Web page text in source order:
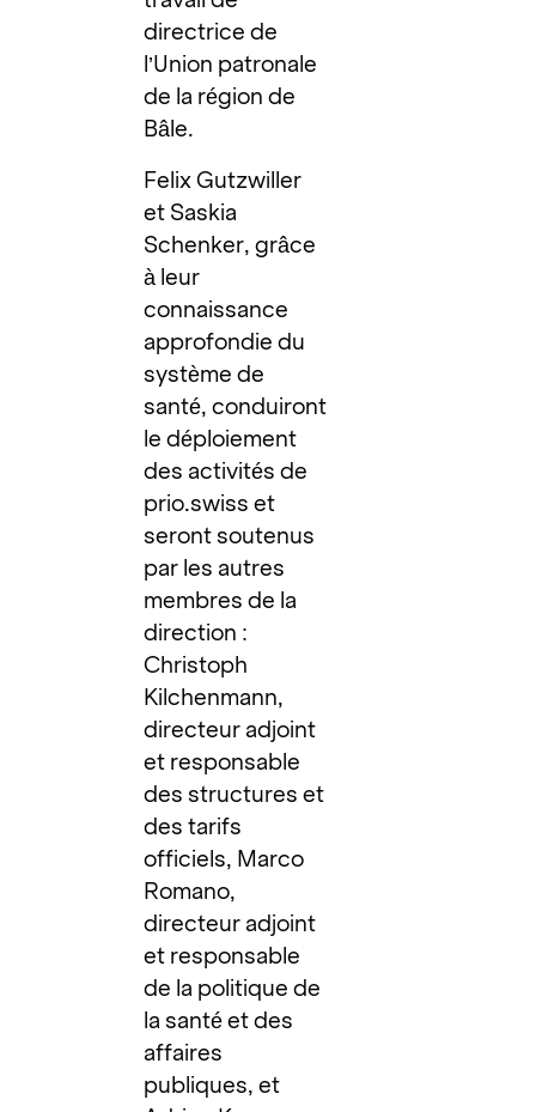
directrice de
l’Union patronale
de la région de
Bâle.
Felix Gutzwiller
et Saskia
Schenker, grâce
à leur
connaissance
approfondie du
système de
santé, conduiront
le déploiement
des activités de
prio.swiss et
seront soutenus
par les autres
membres de la
direction :
Christoph
Kilchenmann,
directeur adjoint
et responsable
des structures et
des tarifs
officiels, Marco
Romano,
directeur adjoint
et responsable
de la politique de
la santé et des
affaires
publiques, et